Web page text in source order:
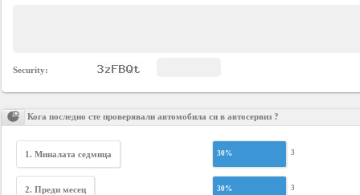
Security:
Кога последно сте проверявали автомобила си в автосервиз ?
1. Миналата седмица
2. Преди месец
30% 3
30% 3